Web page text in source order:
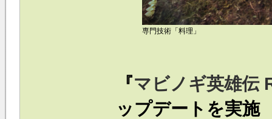
専門技術「料理」
『マビノギ英雄伝
ップデートを実施